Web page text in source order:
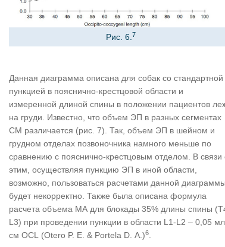
Рис. 6. 7
Данная диаграмма описана для собак со стандартной
пункцией в пояснично-крестцовой области и
измеренной длиной спины в положении пациентов
на груди. Известно, что объем ЭП в разных сегментах
СМ различается (рис. 7). Так, объем ЭП в шейном и
грудном отделах позвоночника намного меньше по
сравнению с пояснично-крестцовым отделом. В связи
этим, осуществляя пункцию ЭП в иной области,
возможно, пользоваться расчетами данной
будет некорректно. Также была описана формула
расчета объема МА для блокады 35% длины спины
L3) при проведении пункции в области L1-L2 – 0,05
см OCL (Otero P. E. & Portela D. A.)6.